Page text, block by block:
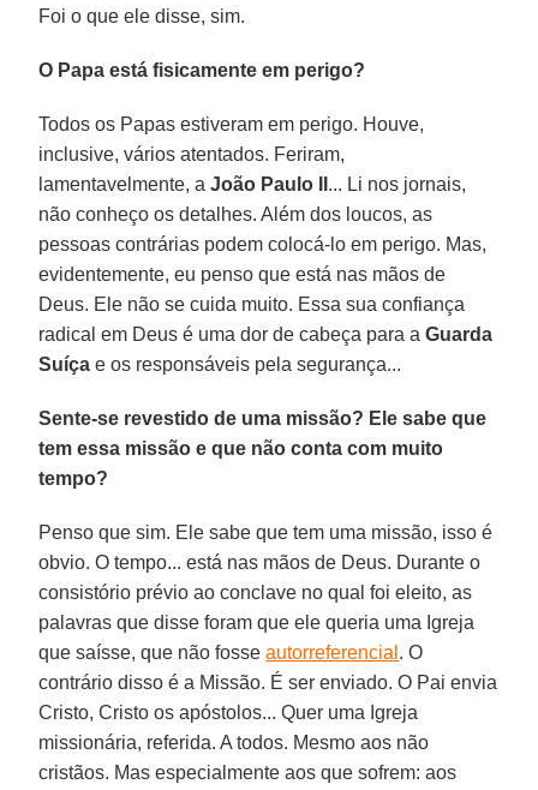
Foi o que ele disse, sim.
O Papa está fisicamente em perigo?
Todos os Papas estiveram em perigo. Houve,
inclusive, vários atentados. Feriram,
lamentavelmente, aJoão Paulo II ... Li nos jornais,
não conheço os detalhes. Além dos loucos, as
pessoas contrárias podem colocá-lo em perigo. Mas,
evidentemente, eu penso que está nas mãos de
Deus. Ele não se cuida muito. Essa sua confiança
radical em Deus é uma dor de cabeça para aGuarda
Suíça e os responsáveis pela segurança...
Sente-se revestido de uma missão? Ele sabe que
tem essa missão e que não conta com muito
tempo?
Penso que sim. Ele sabe que tem uma missão, isso é
obvio. O tempo... está nas mãos de Deus. Durante o
consistório prévio ao conclave no qual foi eleito, as
palavras que disse foram que ele queria uma Igreja
que saísse, que não fosseautorreferencial . O
contrário disso é a Missão. É ser enviado. O Pai envia
Cristo, Cristo os apóstolos... Quer uma Igreja
missionária, referida. A todos. Mesmo aos não
cristãos. Mas especialmente aos que sofrem: aos